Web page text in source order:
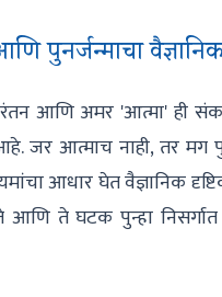
पुनर्जन्माचा
आणि अमर 'आत्मा' ही
जर आत्माच नाही, तर मग
आधार घेत वैज्ञानिक
ते घटक पुन्हा निसर्गात